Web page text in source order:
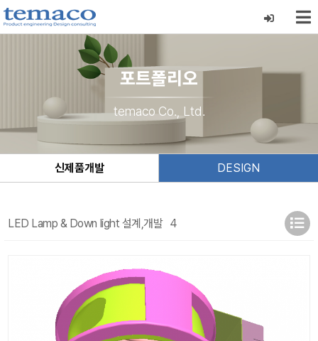
포트폴리오
temaco Co., Ltd.
신제품개발 DESIGN
LED Lamp & Down light 설계,개발 4